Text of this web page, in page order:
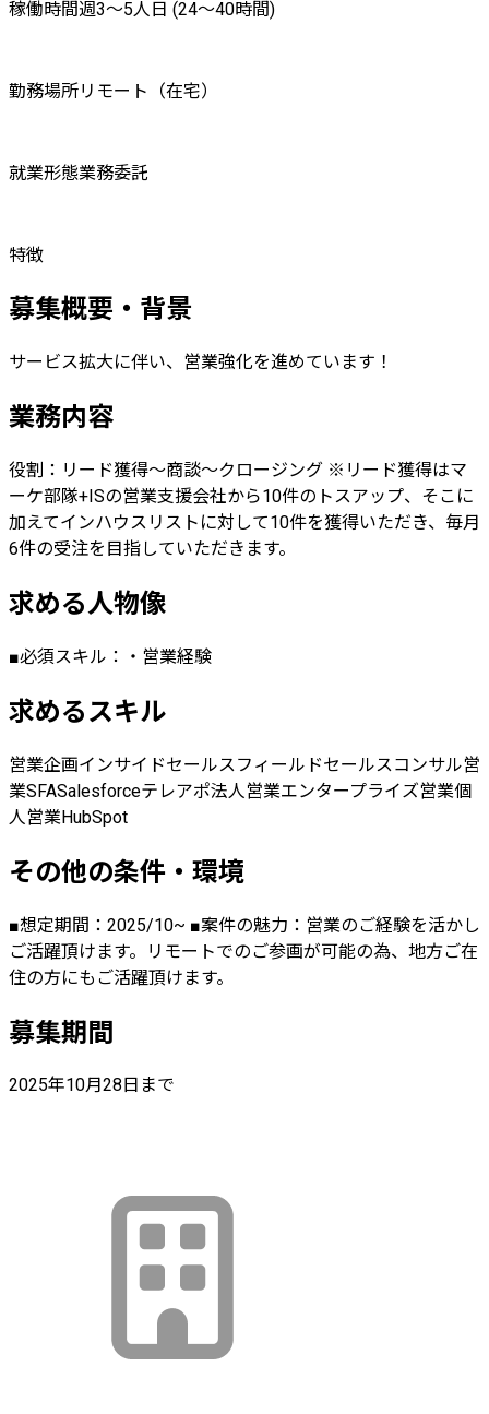
稼働時間週3〜5人日 (24〜40時間)
勤務場所リモート（在宅）
就業形態業務委託
特徴
募集概要・背景
サービス拡大に伴い、営業強化を進めています！
業務内容
役割：リード獲得〜商談〜クロージング ※リード獲得はマ
ーケ部隊+ISの営業支援会社から10件のトスアップ、そこに
加えてインハウスリストに対して10件を獲得いただき、毎月
6件の受注を目指していただきます。
求める人物像
■必須スキル：・営業経験
求めるスキル
営業企画インサイドセールス フィールドセールス コンサル営
業SFASalesforceテレアポ法人営業エンタープライズ営業個
人営業HubSpot
その他の条件・環境
■想定期間：2025/10~ ■案件の魅力：営業のご経験を活かし
ご活躍頂けます。リモートでのご参画が可能の為、地方ご在
住の方にもご活躍頂けます。
募集期間
2025年10月28日まで